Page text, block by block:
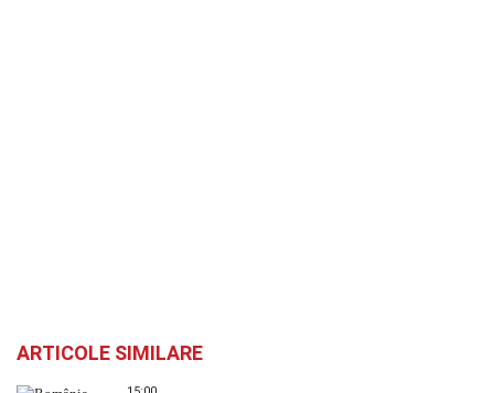
ARTICOLE SIMILARE